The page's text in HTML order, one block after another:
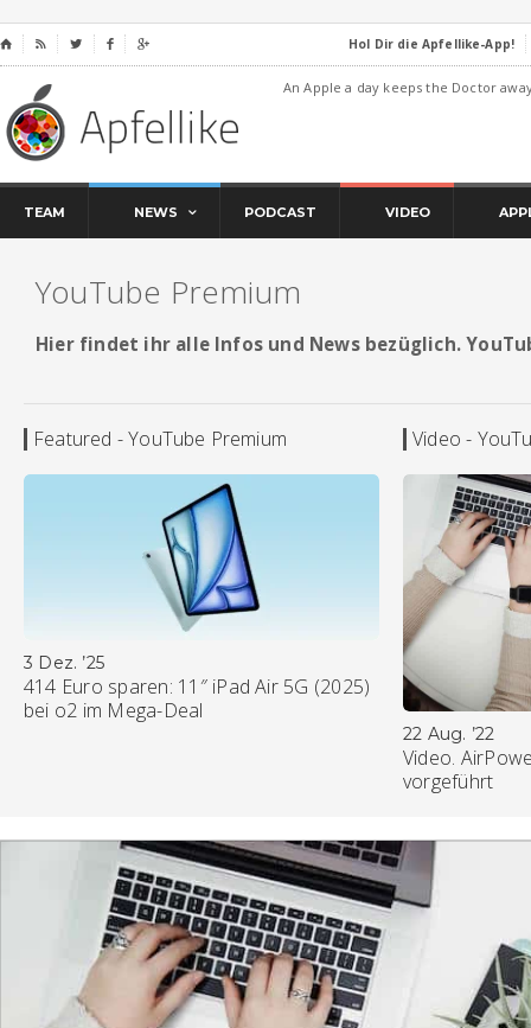
⌂     Hol Dir die Apfellike-App!
An Apple a day keeps the Doctor
TEAM NEWS PODCAST VIDEO
YouTube Premium
Hier findet ihr alle Infos und News bezüglich.
Featured - YouTube Premium
3 Dez. ’25
414 Euro sparen: 11″ iPad Air 5G (2025)
bei o2 im Mega-Deal
Video -
22 Aug. ’22
Video.
vorgeführt